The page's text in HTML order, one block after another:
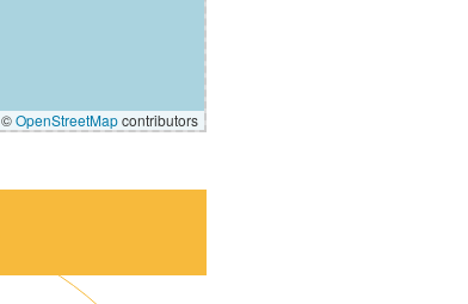
©OpenStreetMapcontributors